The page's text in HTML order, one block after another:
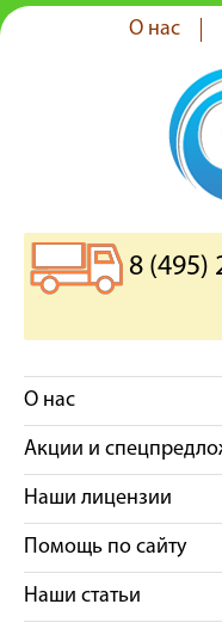
О нас
8 (495)
О нас
Акции и
Наши лицензии
Помощь по сайту
Наши статьи